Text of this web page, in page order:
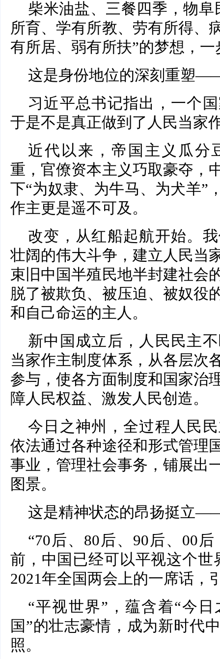
柴米油盐、三餐四季，物
所育、学有所教、劳有所得、
有所居、弱有所扶”的梦想，
这是身份地位的深刻重塑
习近平总书记指出，一个
于是不是真正做到了人民当家
近代以来，帝国主义瓜分
重，官僚资本主义巧取豪夺，
下“为奴隶、为牛马、为犬羊”
作主更是遥不可及。
改变，从红船起航开始。
壮阔的伟大斗争，建立人民当
束旧中国半殖民地半封建社会
脱了被欺负、被压迫、被奴役
和自己命运的主人。
新中国成立后，人民民主
当家作主制度体系，从各层次
参与，使各方面制度和国家治
障人民权益、激发人民创造。
今日之神州，全过程人民
依法通过各种途径和形式管理
事业，管理社会事务，铺展出
图景。
这是精神状态的昂扬挺立
“70后、80后、90后、00
前，中国已经可以平视这个世
2021年全国两会上的一席话，
“平视世界”，蕴含着“今
国”的壮志豪情，成为新时代
照。